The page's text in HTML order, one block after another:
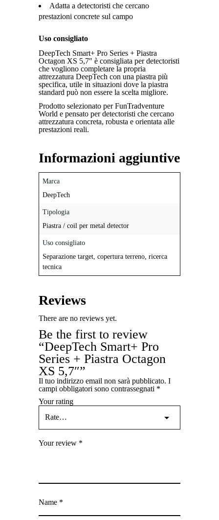
Adatta a detectoristi che cercano
prestazioni concrete sul campo
Uso consigliato
DeepTech Smart+ Pro Series + Piastra
Octagon XS 5,7″ è consigliata per detectoristi
che vogliono completare la propria
attrezzatura DeepTech con una piastra più
specifica, utile in situazioni dove la piastra
standard può non essere la scelta migliore.
Prodotto selezionato per FunTradventure
World e pensato per detectoristi che cercano
attrezzatura concreta, robusta e orientata alle
prestazioni reali.
Informazioni aggiuntive
Marca
DeepTech
Tipologia
Piastra / coil per metal detector
Uso consigliato
Separazione target, copertura terreno, ricerca
tecnica
Reviews
There are no reviews yet.
Be the first to review
“DeepTech Smart+ Pro
Series + Piastra Octagon
XS 5,7″”
Il tuo indirizzo email non sarà pubblicato. I
campi obbligatori sono contrassegnati *
Your rating
Your review *
Name *